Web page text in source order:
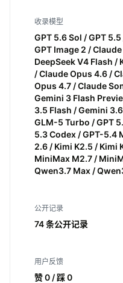
收录模型
GPT 5.6 Sol / GPT
GPT Image 2 /
DeepSeek V4 Flash /
/ Claude Opus 4.6 /
Opus 4.7 / Claude
Gemini 3 Flash
3.5 Flash / Gemini
GLM-5 Turbo / GPT
5.3 Codex / GPT-5.4
2.6 / Kimi K2.5 / Kimi
MiniMax M2.7 /
Qwen3.7 Max /
公开记录
74 条公开记录
用户反馈
赞 0 / 踩 0